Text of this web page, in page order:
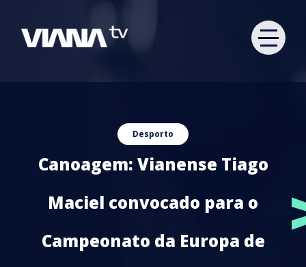
Desporto
Canoagem: Vianense Tiago
Maciel convocado para o
Campeonato da Europa de